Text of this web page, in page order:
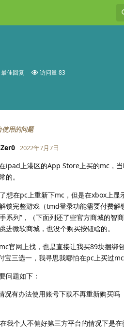
最佳回复 访问量83
使用的问题
2022年7月7日
ipad上港区的App Store上买的mc，
的。
想在pc上重新下mc，但是在xbox上显
锁完整游戏（tmd登录功能需要付费
系列”，（下面列还了些官方商城的
进微软商城，也没个购买按钮啥的。
官网上找，也是直接让我买89块捆绑
宝三选一，我寻思我哪怕在pc上买过
问题如下：
况有办法使用账号下载不再重新购买
我个人不偏好第三方平台的情况下是